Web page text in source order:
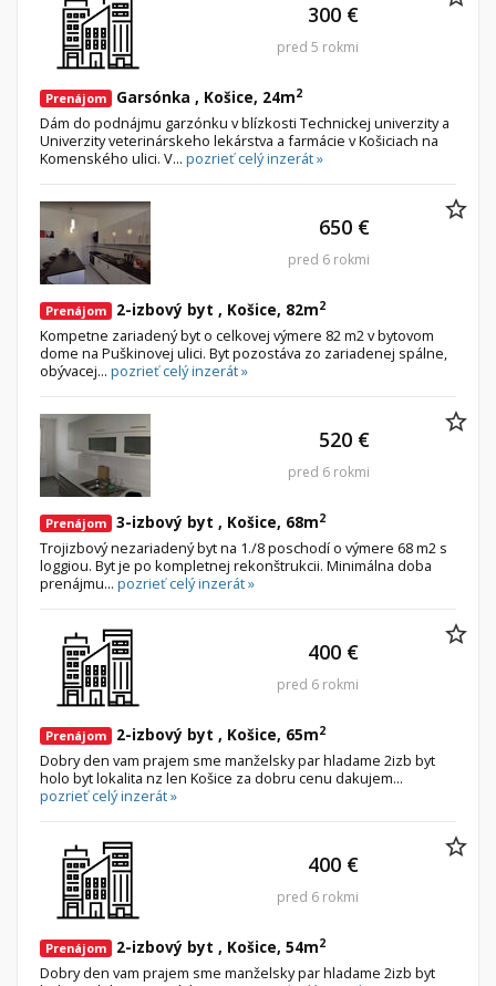
Prenájom Garsónka , Košice, 24m2
Dám do podnájmu garzónku v blízkosti Technickej univerzity a
Univerzity veterinárskeho lekárstva a farmácie v Košiciach na
Komenského ulici. V... pozrieť celý inzerát »
300 €
pred 5 rokmi
Prenájom 2-izbový byt , Košice, 82m2
Kompetne zariadený byt o celkovej výmere 82 m2 v bytovom
dome na Puškinovej ulici. Byt pozostáva zo zariadenej spálne,
obývacej... pozrieť celý inzerát »
650 €
pred 6 rokmi
Prenájom 3-izbový byt , Košice, 68m2
Trojizbový nezariadený byt na 1./8 poschodí o výmere 68 m2 s
loggiou. Byt je po kompletnej rekonštrukcii. Minimálna doba
prenájmu... pozrieť celý inzerát »
520 €
pred 6 rokmi
Prenájom 2-izbový byt , Košice, 65m2
Dobry den vam prajem sme manželsky par hladame 2izb byt
holo byt lokalita nz len Košice za dobru cenu dakujem...
pozrieť celý inzerát »
400 €
pred 6 rokmi
Prenájom 2-izbový byt , Košice, 54m2
Dobry den vam prajem sme manželsky par hladame 2izb byt
400 €
pred 6 rokmi